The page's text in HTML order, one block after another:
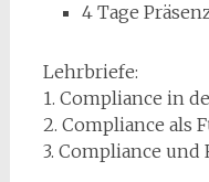
4 Tage
Lehrbriefe:
1. Compliance in
2. Compliance als
3. Compliance und